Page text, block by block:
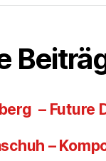
– Future
–